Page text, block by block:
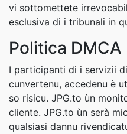
vi sottomettete
esclusiva di i tribunali in
Politica DMCA
I participanti di i servizii
cunvertenu, accedenu è
so risicu. JPG.to ùn
cliente. JPG.to ùn serà
qualsiasi dannu